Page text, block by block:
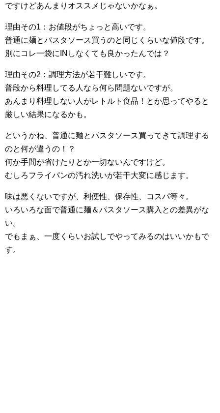
ですけどあんまりオススメじゃないかなぁ。
理由その1：お値段がちょっと高いです。
普通に麺とパスタソース買うのと同じくらいな値段です。
別にコレ一袋にINしなくても良かったんでは？
理由その2：調理方法が若干難しいです。
普段から料理してる人なら何ら問題ないですが。
あんまり料理しない人がレトルト食品！とか思ってやると
厳しい結果になるかも。
というかね、普通に麺とパスタソース買ってきて調理する
のと何が違うの！？
何か手間が省けたりとか一切ないんですけど。
むしろフライパンの汚れ洗いが若干大変に感じます。
味は悪くないですが、利便性、保存性、コスパ等々。
いろいろな面で普通に麺＆パスタソース購入との差異がな
い。
でもまぁ、一度くらいお試しでやってみるのはいいかもで
す。